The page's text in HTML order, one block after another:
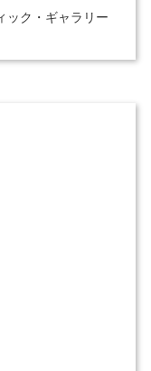
ック・ギャラリー